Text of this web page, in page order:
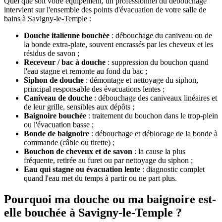
intervient sur l'ensemble des points d'évacuation de votre salle de
bains à Savigny-le-Temple :
Douche italienne bouchée : débouchage du caniveau ou de
la bonde extra-plate, souvent encrassés par les cheveux et les
résidus de savon ;
Receveur / bac à douche : suppression du bouchon quand
l'eau stagne et remonte au fond du bac ;
Siphon de douche : démontage et nettoyage du siphon,
principal responsable des évacuations lentes ;
Caniveau de douche : débouchage des caniveaux linéaires et
de leur grille, sensibles aux dépôts ;
Baignoire bouchée : traitement du bouchon dans le trop-plein
ou l'évacuation basse ;
Bonde de baignoire : débouchage et déblocage de la bonde à
commande (câble ou tirette) ;
Bouchon de cheveux et de savon : la cause la plus
fréquente, retirée au furet ou par nettoyage du siphon ;
Eau qui stagne ou évacuation lente : diagnostic complet
quand l'eau met du temps à partir ou ne part plus.
Pourquoi ma douche ou ma baignoire est-
elle bouchée à Savigny-le-Temple ?